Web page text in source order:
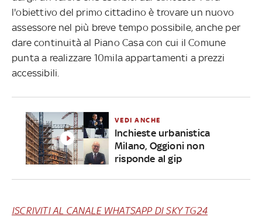
l'obiettivo del primo cittadino è trovare un nuovo
assessore nel più breve tempo possibile, anche per
dare continuità al Piano Casa con cui il Comune
punta a realizzare 10mila appartamenti a prezzi
accessibili.
VEDI ANCHE
Inchieste urbanistica
Milano, Oggioni non
risponde al gip
ISCRIVITI AL CANALE WHATSAPP DI SKY TG24